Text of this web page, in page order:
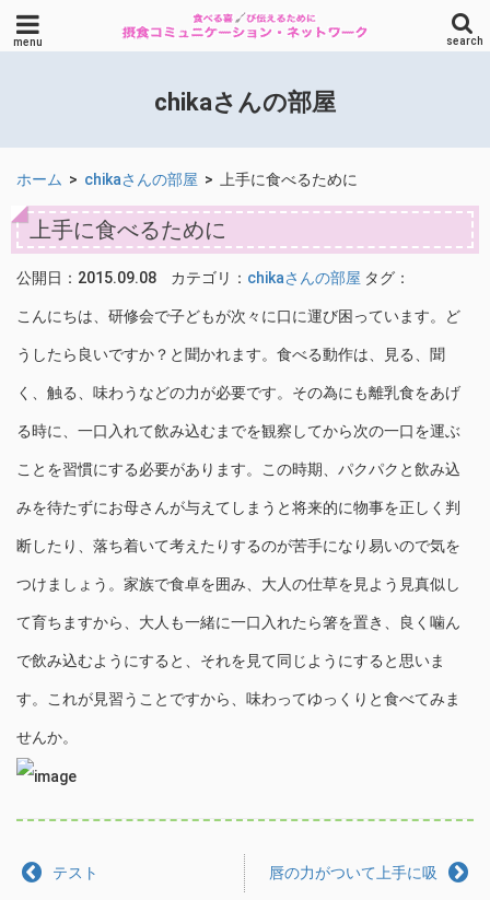
menu search
chikaさんの部屋
ホーム > chikaさんの部屋 > 上手に食べるために
上手に食べるために
公開日：2015.09.08 カテゴリ： chikaさんの部屋 タグ：
こんにちは、研修会で子どもが次々に口に運び困っています。ど
うしたら良いですか？と聞かれます。食べる動作は、見る、聞
く、触る、味わうなどの力が必要です。その為にも離乳食をあげ
る時に、一口入れて飲み込むまでを観察してから次の一口を運ぶ
ことを習慣にする必要があります。この時期、パクパクと飲み込
みを待たずにお母さんが与えてしまうと将来的に物事を正しく判
断したり、落ち着いて考えたりするのが苦手になり易いので気を
つけましょう。家族で食卓を囲み、大人の仕草を見よう見真似し
て育ちますから、大人も一緒に一口入れたら箸を置き、良く噛ん
で飲み込むようにすると、それを見て同じようにすると思いま
す。これが見習うことですから、味わってゆっくりと食べてみま
せんか。
テスト 唇の力がついて上手に吸